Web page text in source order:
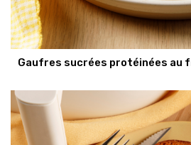
Gaufres sucrées protéinées au